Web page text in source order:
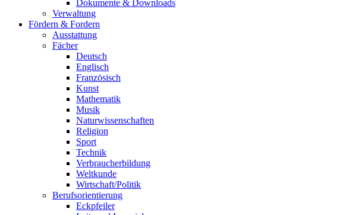
Dokumente & Downloads
Verwaltung
Fördern & Fordern
Ausstattung
Fächer
Deutsch
Englisch
Französisch
Kunst
Mathematik
Musik
Naturwissenschaften
Religion
Sport
Technik
Verbraucherbildung
Weltkunde
Wirtschaft/Politik
Berufsorientierung
Eckpfeiler